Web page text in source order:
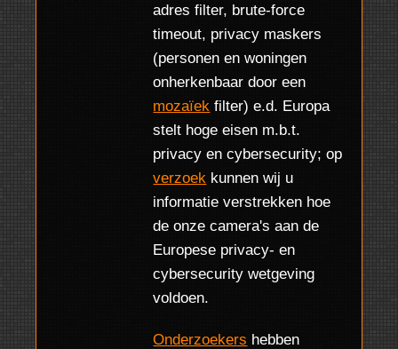
adres filter, brute-force
timeout, privacy maskers
(personen en woningen
onherkenbaar door een
mozaïek filter) e.d. Europa
stelt hoge eisen m.b.t.
privacy en cybersecurity; op
verzoek kunnen wij u
informatie verstrekken hoe
de onze camera's aan de
Europese privacy- en
cybersecurity wetgeving
voldoen.
Onderzoekers hebben